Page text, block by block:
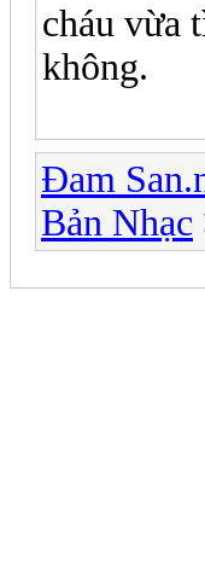
cháu vừa
không.
Đam
Bản Nhạc